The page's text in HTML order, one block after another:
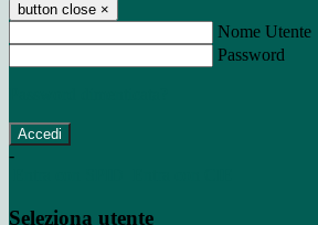
button close ×
Nome Utente
Password
-
Seleziona utente